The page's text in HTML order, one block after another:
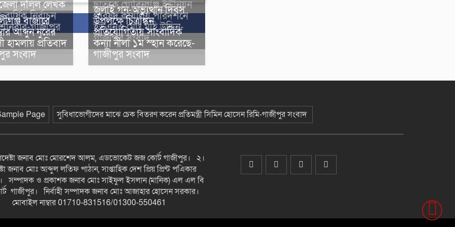
দলিল লেখক
নির্বাচন
গাজীপুর
ছাতকে গোবিনগঞ্জ ইউনিয়ন
পরিষদ কার্যালয় পরিদর্শনে
ইউএনও মোঃ মহি উদ্দিন-
গাজীপুর সংবাদ
বাজারে
আব্দুন নুরের
হামলায় প্রতিবাদ
সংবাদ
জুলাই গন-অভ্যুত্থান দিবস
উপলক্ষে চিত্রাঙ্কন
প্রতিযোগিতায় সাংবাদিক
কন্যা নীলা ১ম স্হান করেছে-
গাজীপুর সংবাদ
Page সুবিধাভোগীদের মাঝে চেক বিতরণ করেন প্রতিমন্ত্রী সিমিন হোসেন রিমি-গাজীপুর সংবাদ
জনাব মোঃ মোরশেদ আলম, এডভোকেট জজ কোর্ট গাজীপুর। ২।
জনাব মোঃ আব্দুল লতিফ পাঠান, সাপ্তাহিক দেশ প্রিয় প্রিন্ট পএিকার
সম্পাদক ও প্রকাশক জনাব মোঃ সাইফুল ইসলান (মানিক) এল এল বি
গাজীপুর। নির্বাহী সম্পাদক জনাব মোঃ আজাহার হোসেন সরকার।
মোবাইল নাম্বার 01710-831516/01300-550461